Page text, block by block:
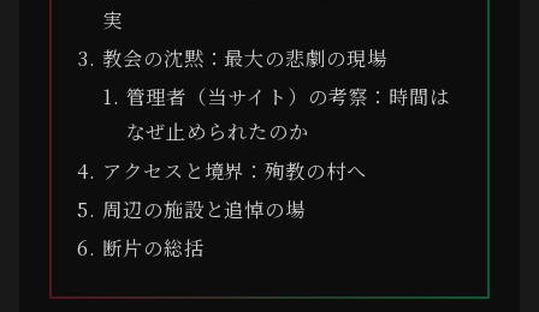
実
教会の沈黙：最大の悲劇の現場
管理者（当サイト）の考察：時間は
なぜ止められたのか
アクセスと境界：殉教の村へ
周辺の施設と追悼の場
断片の総括